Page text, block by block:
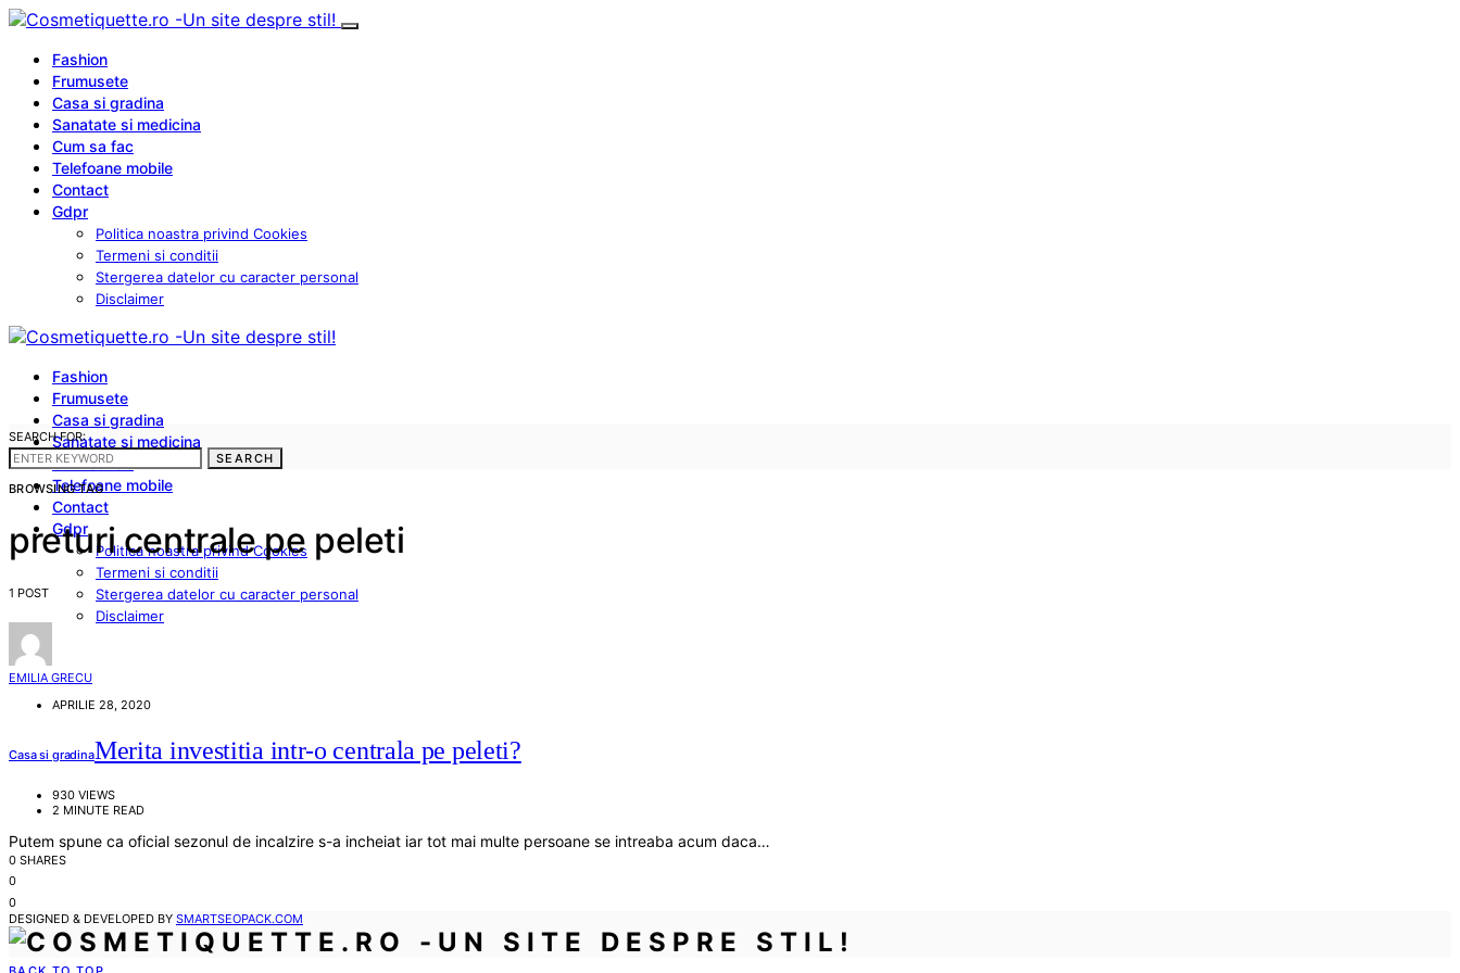
Fashion
Frumusete
Casa si gradina
Sanatate si medicina
Cum sa fac
Telefoane mobile
Contact
Gdpr
Politica noastra privind Cookies
Termeni si conditii
Stergerea datelor cu caracter personal
Disclaimer
Fashion
Frumusete
Casa si gradina
Sanatate si medicina
Cum sa fac
Telefoane mobile
Contact
Gdpr
Politica noastra privind Cookies
Termeni si conditii
Stergerea datelor cu caracter personal
Disclaimer
SEARCH FOR:
SEARCH
BROWSING TAG
preturi centrale pe peleti
1 POST
EMILIA GRECU
APRILIE 28, 2020
Casa si gradinaMerita investitia intr-o centrala pe peleti?
930 VIEWS
2 MINUTE READ
Putem spune ca oficial sezonul de incalzire s-a incheiat iar tot mai multe persoane se intreaba acum daca…
0 SHARES
0
0
DESIGNED & DEVELOPED BY SMARTSEOPACK.COM